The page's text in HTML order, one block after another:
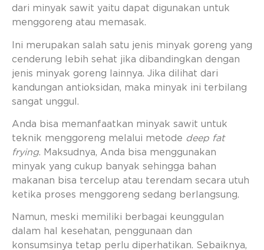
dari minyak sawit yaitu dapat digunakan untuk
menggoreng atau memasak.
Ini merupakan salah satu jenis minyak goreng yang
cenderung lebih sehat jika dibandingkan dengan
jenis minyak goreng lainnya. Jika dilihat dari
kandungan antioksidan, maka minyak ini terbilang
sangat unggul.
Anda bisa memanfaatkan minyak sawit untuk
teknik menggoreng melalui metode deep fat
frying. Maksudnya, Anda bisa menggunakan
minyak yang cukup banyak sehingga bahan
makanan bisa tercelup atau terendam secara utuh
ketika proses menggoreng sedang berlangsung.
Namun, meski memiliki berbagai keunggulan
dalam hal kesehatan, penggunaan dan
konsumsinya tetap perlu diperhatikan. Sebaiknya,